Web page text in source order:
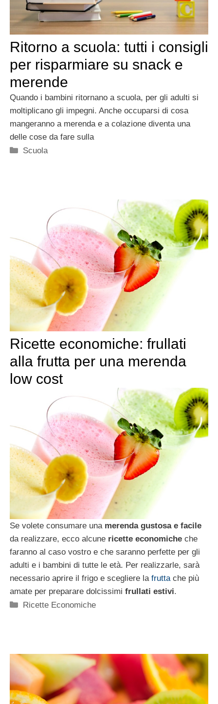
Ritorno a scuola: tutti i consigli
per risparmiare su snack e
merende
Quando i bambini ritornano a scuola, per gli adulti si
moltiplicano gli impegni. Anche occuparsi di cosa
mangeranno a merenda e a colazione diventa una
delle cose da fare sulla
Categorie
Scuola
Ricette economiche: frullati
alla frutta per una merenda
low cost
Se volete consumare una merenda gustosa e facile
da realizzare, ecco alcune ricette economiche che
faranno al caso vostro e che saranno perfette per gli
adulti e i bambini di tutte le età. Per realizzarle, sarà
necessario aprire il frigo e scegliere la fruttache più
amate per preparare dolcissimi frullati estivi.
Categorie
Ricette Economiche